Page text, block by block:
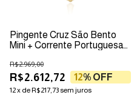
Pingente Cruz São Bento
Mini + Corrente Portuguesa
R$2.612,72
R$2.969,00
12% OFF
12x deR$217,73sem juros